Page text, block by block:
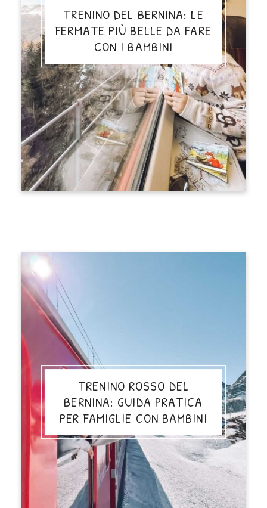
TRENINO DEL BERNINA: LE
FERMATE PIÙ BELLE DA FARE
CON I BAMBINI
TRENINO ROSSO DEL
BERNINA: GUIDA PRATICA
PER FAMIGLIE CON BAMBINI